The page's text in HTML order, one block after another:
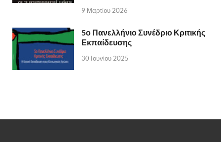
9 Μαρτίου 2026
5ο Πανελλήνιο Συνέδριο Κριτικής
Εκπαίδευσης
30 Ιουνίου 2025